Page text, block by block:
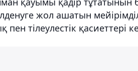
жол ашатын
тілеулестік қасиеттері